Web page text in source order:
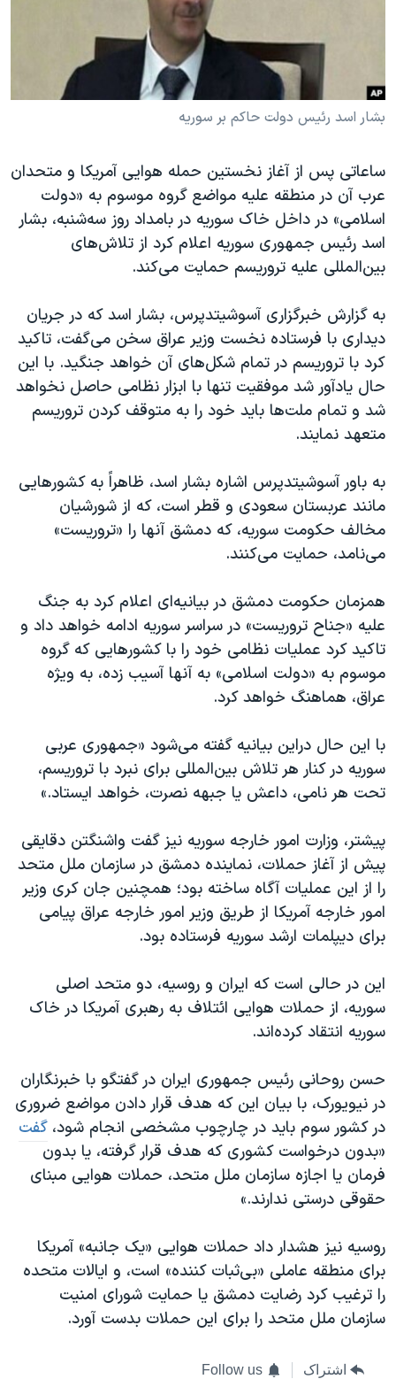
حقوق شهروندی
اقتصادی
علم و فناوری
گالری عکس
آرشیو پخش زنده
انتخابات ریاست جمهوری آمریکا ۲۰۲۴
حمله جمهوری اسلامی به اسرائیل
رمز مهسا
اعتراضات زن، زندگی، آزادی
مجموعه مستندهای دادخواهی
تریبونال مردمی آبان ۹۸
دادگاه حمید نوری
چهل سال گروگان‌گیری
قانون شفافیت دارائی کادر رهبری ایران
اعتراضات مردمی آبان ۹۸
اسرائیل در جنگ
نرگس محمدی برنده جایزه نوبل صلح
صفحه‌های ویژه
سفر پرزیدنت ترامپ به چین
بشار اسد رئیس دولت حاکم بر سوریه
ساعاتی پس از آغاز نخستین حمله هوایی آمریکا و متحدان
عرب آن در منطقه علیه مواضع گروه موسوم به «دولت
اسلامی» در داخل خاک سوریه در بامداد روز سه‌شنبه، بشار
اسد رئیس جمهوری سوریه اعلام کرد از تلاش‌های
بین‌المللی علیه تروریسم حمایت می‌کند.
به گزارش خبرگزاری آسوشیتدپرس، بشار اسد که در جریان
دیداری با فرستاده نخست وزیر عراق سخن می‌گفت، تاکید
کرد با تروریسم در تمام شکل‌های آن خواهد جنگید. با این
حال یادآور شد موفقیت تنها با ابزار نظامی حاصل نخواهد
شد و تمام ملت‌ها باید خود را به متوقف کردن تروریسم
متعهد نمایند.
به باور آسوشیتدپرس اشاره بشار اسد، ظاهراً به کشورهایی
مانند عربستان سعودی و قطر است، که از شورشیان
مخالف حکومت سوریه، که دمشق آنها را «تروریست»
می‌نامد، حمایت می‌کنند.
همزمان حکومت دمشق در بیانیه‌ای اعلام کرد به جنگ
علیه «جناح تروریست» در سراسر سوریه ادامه خواهد داد و
تاکید کرد عملیات نظامی خود را با کشورهایی که گروه
موسوم به «دولت اسلامی» به آنها آسیب زده، به ویژه
عراق، هماهنگ خواهد کرد.
با این حال دراین بیانیه گفته می‌شود «جمهوری عربی
سوریه در کنار هر تلاش بین‌المللی برای نبرد با تروریسم،
تحت هر نامی، داعش یا جبهه نصرت، خواهد ایستاد.»
پیشتر، وزارت امور خارجه سوریه نیز گفت واشنگتن دقایقی
پیش از آغاز حملات، نماینده دمشق در سازمان ملل متحد
را از این عملیات آگاه ساخته بود؛ همچنین جان کری وزیر
امور خارجه آمریکا از طریق وزیر امور خارجه عراق پیامی
برای دیپلمات ارشد سوریه فرستاده بود.
این در حالی است که ایران و روسیه، دو متحد اصلی
سوریه، از حملات هوایی ائتلاف به رهبری آمریکا در خاک
سوریه انتقاد کرده‌اند.
حسن روحانی رئیس جمهوری ایران در گفتگو با خبرنگاران
در نیویورک، با بیان این که هدف قرار دادن مواضع ضروری
در کشور سوم باید در چارچوب مشخصی انجام شود، گفت
«بدون درخواست کشوری که هدف قرار گرفته، یا بدون
فرمان یا اجازه سازمان ملل متحد، حملات هوایی مبنای
حقوقی درستی ندارند.»
روسیه نیز هشدار داد حملات هوایی «یک جانبه» آمریکا
برای منطقه عاملی «بی‌ثبات کننده» است، و ایالات متحده
را ترغیب کرد رضایت دمشق یا حمایت شورای امنیت
سازمان ملل متحد را برای این حملات بدست آورد.
اشتراک Follow us